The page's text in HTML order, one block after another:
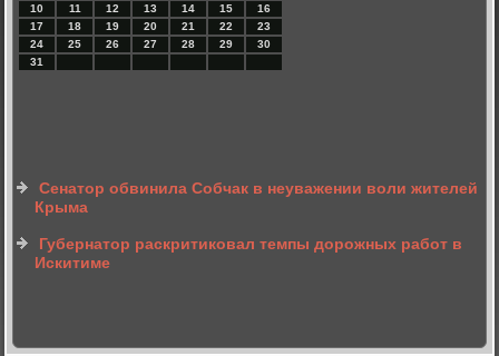
10
11 12 13 14 15
16
17
18 19 20 21 22
23
24
25 26 27 28 29
30
31
Сенатор обвинила Собчак в неуважении воли жителей
Крыма
Губернатор раскритиковал темпы дорожных работ в
Искитиме